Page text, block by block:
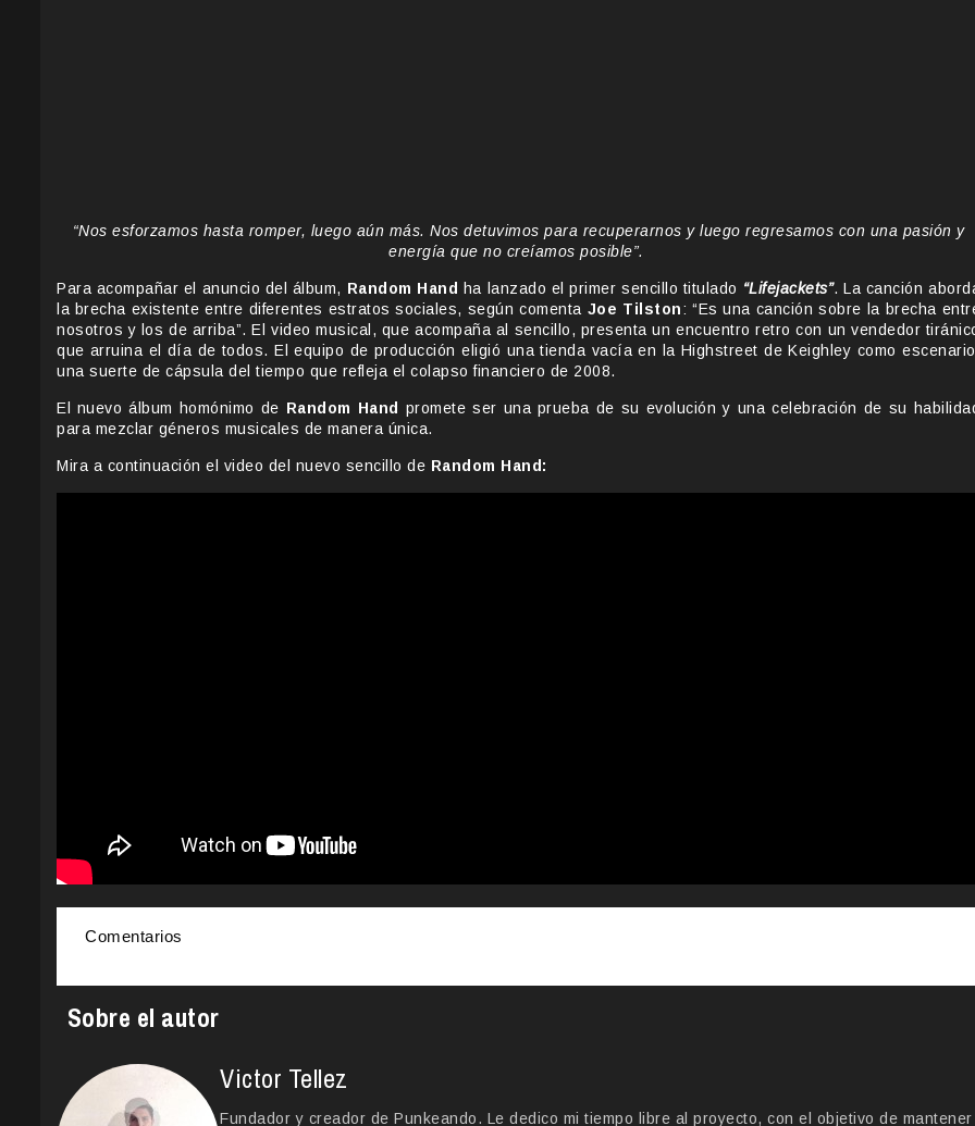
“Nos esforzamos hasta romper, luego aún más. Nos detuvimos para recuperarnos y luego regresamos con una pasión y
energía que no creíamos posible”.
Para acompañar el anuncio del álbum, Random Hand ha lanzado el primer sencillo titulado “Lifejackets”. La canción
la brecha existente entre diferentes estratos sociales, según comenta Joe Tilston: “Es una canción sobre la brecha
nosotros y los de arriba”. El video musical, que acompaña al sencillo, presenta un encuentro retro con un vendedor
que arruina el día de todos. El equipo de producción eligió una tienda vacía en la Highstreet de Keighley como
una suerte de cápsula del tiempo que refleja el colapso financiero de 2008.
El nuevo álbum homónimo de Random Hand
promete ser una prueba de su evolución y una celebración de su
para mezclar géneros musicales de manera única.
Mira a continuación el video del nuevo sencillo de Random Hand:
Comentarios
Sobre el autor
Victor Tellez
Fundador y creador de Punkeando. Le dedico mi tiempo libre al proyecto, con el objetivo de mantener